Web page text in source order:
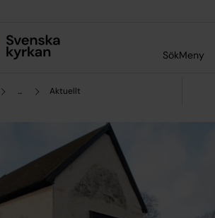
SökMeny
... Aktuellt